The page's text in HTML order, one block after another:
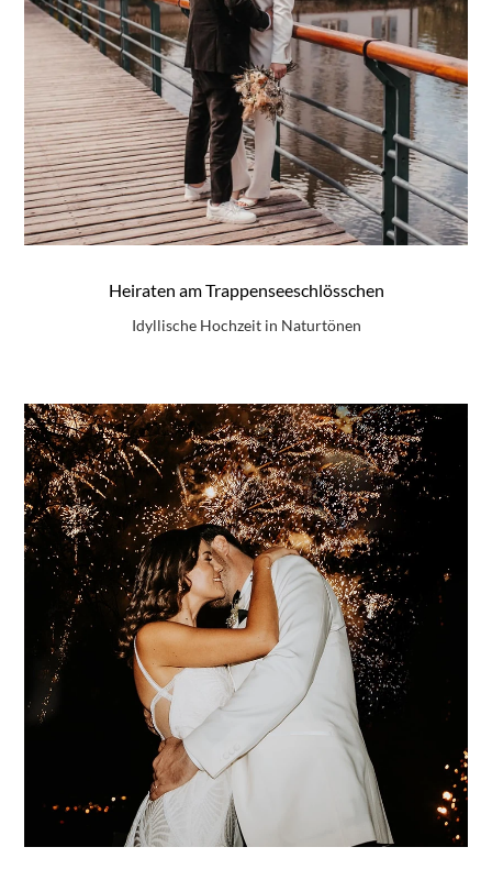
Heiraten am Trappenseeschlösschen
Idyllische Hochzeit in Naturtönen